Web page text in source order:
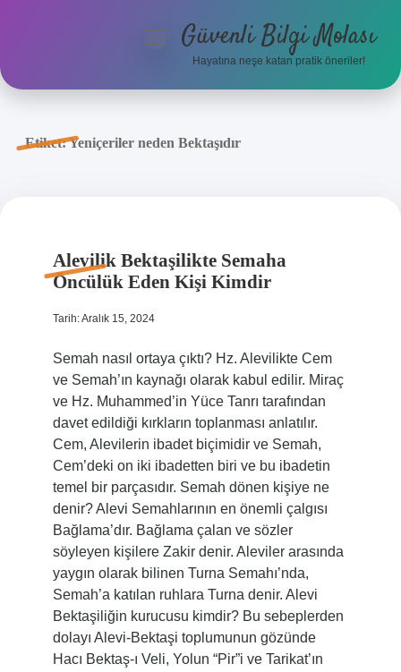
Anasayfa
menüyüGüvenli Bilgi Molası
Hayatına neşe katan pratik öneriler!
Etiket:Yeniçeriler neden Bektaşıdır
Alevilik Bektaşilikte Semaha
Öncülük Eden Kişi Kimdir
Tarih: Aralık 15, 2024
Semah nasıl ortaya çıktı? Hz. Alevilikte Cem
ve Semah’ın kaynağı olarak kabul edilir. Miraç
ve Hz. Muhammed’in Yüce Tanrı tarafından
davet edildiği kırkların toplanması anlatılır.
Cem, Alevilerin ibadet biçimidir ve Semah,
Cem’deki on iki ibadetten biri ve bu ibadetin
temel bir parçasıdır. Semah dönen kişiye ne
denir? Alevi Semahlarının en önemli çalgısı
Bağlama’dır. Bağlama çalan ve sözler
söyleyen kişilere Zakir denir. Aleviler arasında
yaygın olarak bilinen Turna Semahı’nda,
Semah’a katılan ruhlara Turna denir. Alevi
Bektaşiliğin kurucusu kimdir? Bu sebeplerden
dolayı Alevi-Bektaşi toplumunun gözünde
Hacı Bektaş-ı Veli, Yolun “Pir”i ve Tarikat’ın